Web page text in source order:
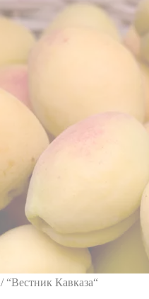
Кавказа“